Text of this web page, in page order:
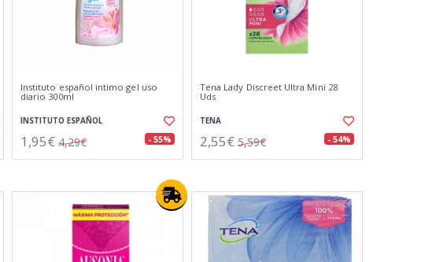
Instituto español intimo gel uso
diario 300ml
INSTITUTO ESPAÑOL
1,95€ 4,29€ - 55%
Tena Lady Discreet Ultra Mini 28
Uds
TENA
2,55€ 5,59€ - 54%